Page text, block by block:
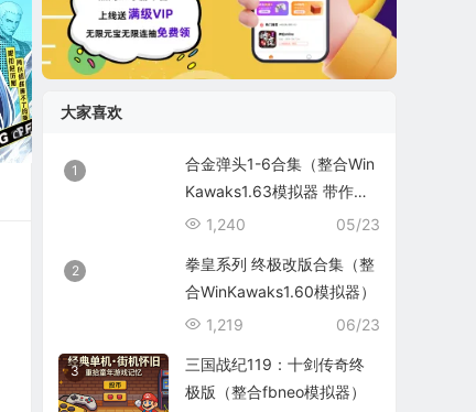
大家喜欢
1
合金弹头1-6合集（整合Win
Kawaks1.63模拟器 带作弊
码）
05/23
1,240
2
拳皇系列 终极改版合集（整
合WinKawaks1.60模拟器）
06/23
1,219
3
三国战纪119：十剑传奇终
极版（整合fbneo模拟器）